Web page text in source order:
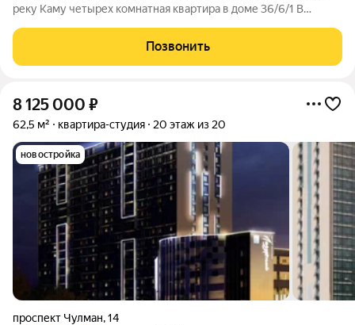
реку Каму четырех комнатная квартира в доме 36/6/1 В
филенчатые двери, натяжные потолки, хорошая входная
дверь, новый ленолеум, кухня и
Позвонить
8 125 000 ₽
62,5 м² квартира-студия 20 этаж из 20
новостройка
проспект Чулман,14